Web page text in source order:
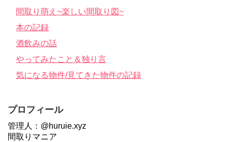
間取り萌え~楽しい間取り図~
本の記録
酒飲みの話
やってみたこと＆独り言
気になる物件/見てきた物件の記録
プロフィール
管理人：@huruie.xyz
間取りマニア